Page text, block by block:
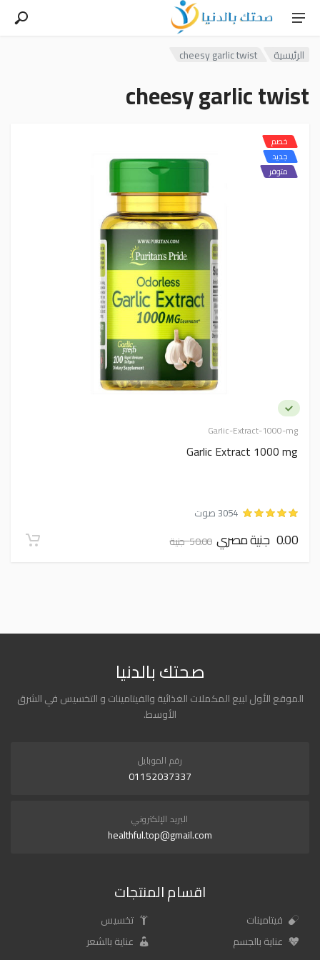
الرئيسية cheesy garlic twist
cheesy garlic twist
Garlic-Extract-1000-mg
خصم
جديد
متوفر
Garlic Extract 1000 mg
3054 صوت
0.00 جنية مصري 50.00 جنية
صحتك بالدنيا
الموقع الأول لبيع المكملات الغذائية والفيتامينات و التخسيس في الشرق
الأوسط.
رقم الموبايل
01152037337
البريد الإلكتروني
healthful.top@gmail.com
اقسام المنتجات
فيتامينات
تخسيس
عناية بالجسم
عناية بالشعر